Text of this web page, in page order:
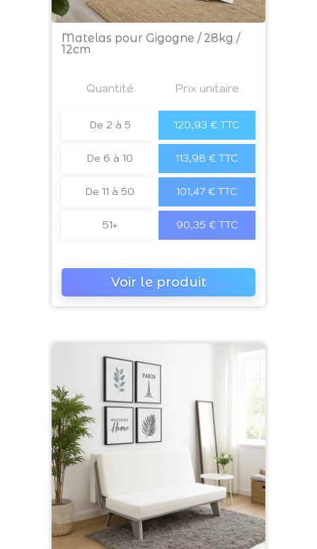
Matelas pour Gigogne / 28kg /
12cm
Quantité Prix unitaire
De 2 à 5 120,93 € TTC
De 6 à 10 113,98 € TTC
De 11 à 50 101,47 € TTC
51+ 90,35 € TTC
Voir le produit